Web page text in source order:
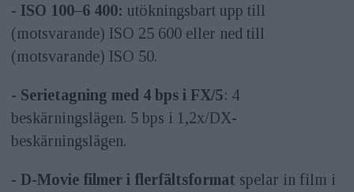
- ISO 100–6 400: utökningsbart upp till
(motsvarande) ISO 25 600 eller ned till
(motsvarande) ISO 50.
- Serietagning med 4 bps i FX/5: 4
beskärningslägen. 5 bps i 1,2x/DX-
beskärningslägen.
- D-Movie filmer i flerfältsformat spelar in film i